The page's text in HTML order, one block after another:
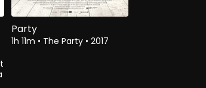
Party
1h 11m • The Party • 2017